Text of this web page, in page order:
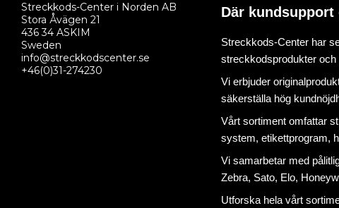
Streckkods-Center i Norden AB
Stora Åvägen 21
436 34 ASKIM
Sweden
info@streckkodscenter.se
+46(0)31-274230
Där
Streckkods-Center har
streckkodsprodukter och
Vi erbjuder
säkerställa hög
Vårt sortiment omfattar
system, etikettprogram,
Vi samarbetar med
Zebra, Sato, Elo,
Utforska hela vårt